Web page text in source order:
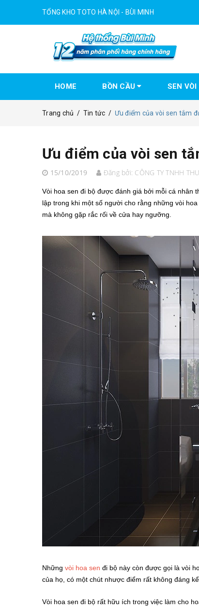
TỔNG KHO TOTO HÀ NỘI - BÙI MINH
HOME BỒN CẦU SEN VÒI
Trang chủ / Tin tức / Ưu điểm của vòi sen tắm
Ưu điểm của vòi sen
15/10/2019 Đăng bởi: CÔNG TY TNHH
Vòi hoa sen đi bộ được đánh giá bởi mỗi cá nhân
lập trong khi một số người cho rằng những vòi
mà không gặp rắc rối về cửa hay ngưỡng.
Những vòi hoa sen đi bộ này còn được gọi là vòi
của họ, có một chút nhược điểm rất không đáng
Vòi hoa sen đi bộ rất hữu ích trong việc làm cho